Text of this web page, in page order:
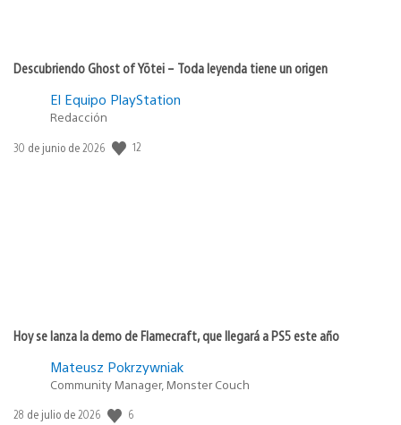
Descubriendo Ghost of Yōtei – Toda leyenda tiene un origen
El Equipo PlayStation
Redacción
Fecha
30 de junio de 2026 12
Hoy se lanza la demo de Flamecraft, que llegará a PS5 este año
Mateusz Pokrzywniak
Community Manager, Monster Couch
Fecha
28 de julio de 2026 6